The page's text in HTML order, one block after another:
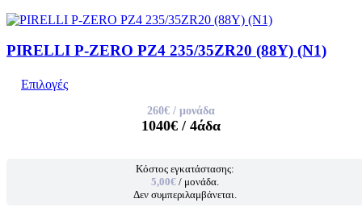
PIRELLI P-ZERO PZ4 235/35ZR20 (88Y) (N1)
Επιλογές
260€ / μονάδα
1040€ / 4άδα
Κόστος εγκατάστασης:
5,00€ / μονάδα.
Δεν συμπεριλαμβάνεται.